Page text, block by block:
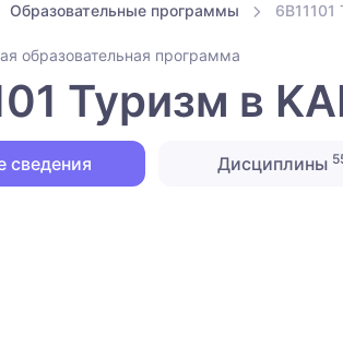
Образовательные программы
образовательная программа
Туризм в
сведения Дисциплины